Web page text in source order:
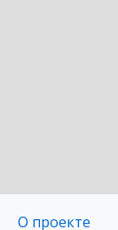
О проекте